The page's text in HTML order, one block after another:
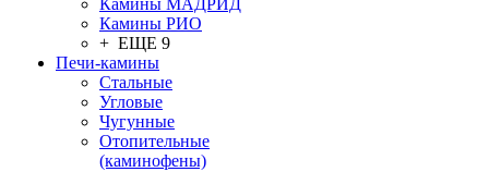
Камины МАДРИД
Камины РИО
+ ЕЩЕ 9
Печи-камины
Стальные
Угловые
Чугунные
Отопительные
(каминофены)